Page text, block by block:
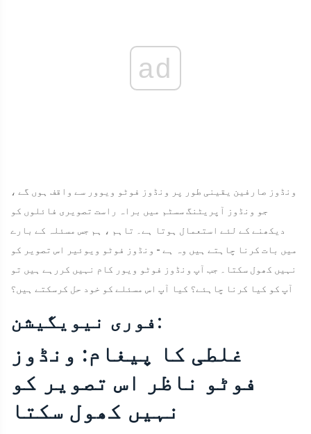
ad
ونڈوز صارفین یقینی طور پر ونڈوز فوٹو ویوور سے واقف ہوں گے ،
جو ونڈوز آپریٹنگ سسٹم میں براہ راست تصویری فائلوں کو
دیکھنے کے لئے استعمال ہوتا ہے۔ تاہم ، ہم جس مسئلہ کے بارے
میں بات کرنا چاہتے ہیں وہ ہے - ونڈوز فوٹو ویوئیر اس تصویر کو
نہیں کھول سکتا۔ جب آپ ونڈوز فوٹو ویور کام نہیں کررہے ہیں تو
آپ کو کیا کرنا چاہئے؟ کیا آپ اس مسئلے کو خود حل کرسکتے ہیں؟
فوری نیویگیشن:
غلطی کا پیغام: ونڈوز
فوٹو ناظر اس تصویر کو
نہیں کھول سکتا